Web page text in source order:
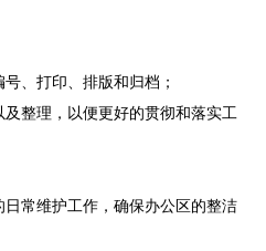
、打印、排版和归档；
整理，以便更好的贯彻和落实工
常维护工作，确保办公区的整洁